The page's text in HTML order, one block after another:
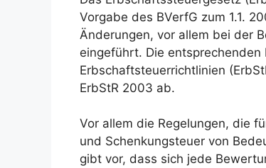
Vorgabe des BVerfG zum 1.1.
Änderungen, vor allem bei der
eingeführt. Die entsprechenden
Erbschaftsteuerrichtlinien
ErbStR 2003 ab.
Vor allem die Regelungen, die
und Schenkungsteuer von
gibt vor, dass sich jede